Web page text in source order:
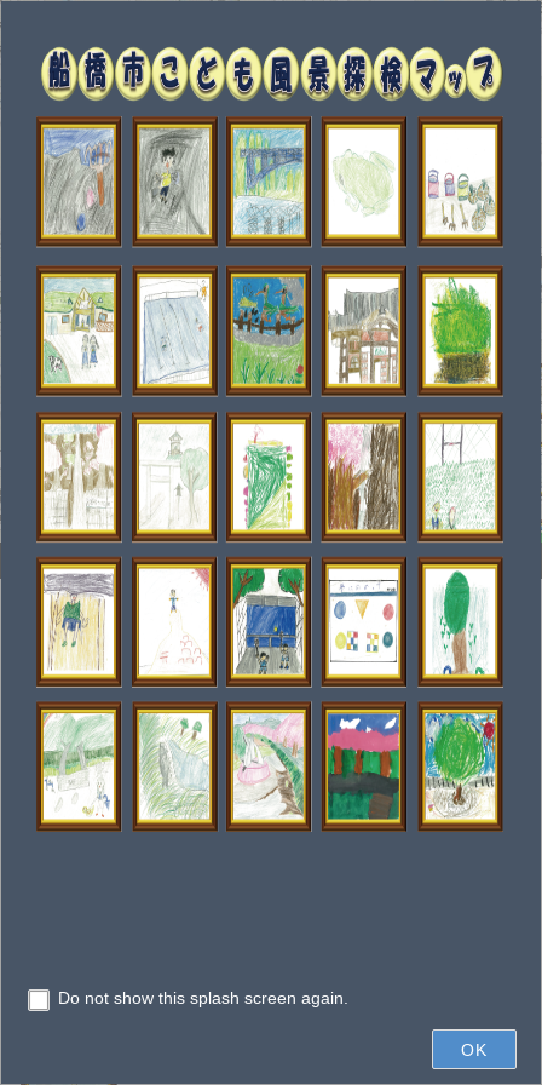
Esri Japan, Esri, HERE, Garmin, INCREMENT P, USGS, NGA
6km
クリックで対象地に動きます。 -
Add
Do not show this splash screen again.
OK